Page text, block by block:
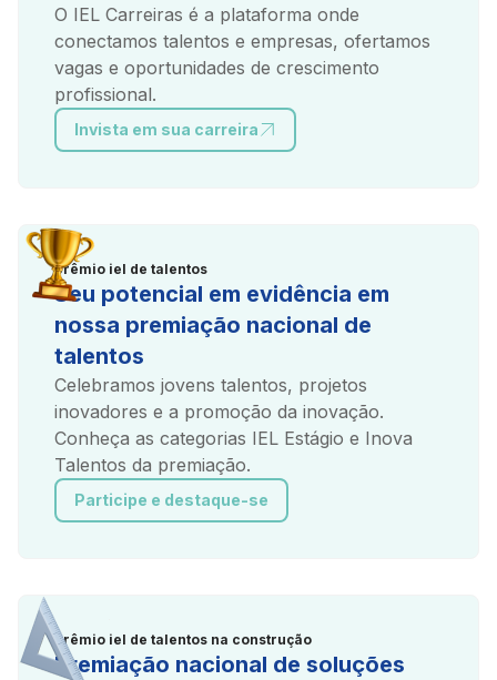
O IEL Carreiras é a plataforma onde
conectamos talentos e empresas, ofertamos
vagas e oportunidades de crescimento
profissional.
Invista em sua carreira
prêmio iel de talentos
Seu potencial em evidência em
nossa premiação nacional de
talentos
Celebramos jovens talentos, projetos
inovadores e a promoção da inovação.
Conheça as categorias IEL Estágio e Inova
Talentos da premiação.
Participe e destaque-se
prêmio iel de talentos na construção
Premiação nacional de soluções